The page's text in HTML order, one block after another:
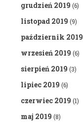
grudzień 2019 (6)
listopad 2019 (9)
październik 2019
wrzesień 2019 (6)
sierpień 2019 (3)
lipiec 2019 (6)
czerwiec 2019 (1)
maj 2019 (8)